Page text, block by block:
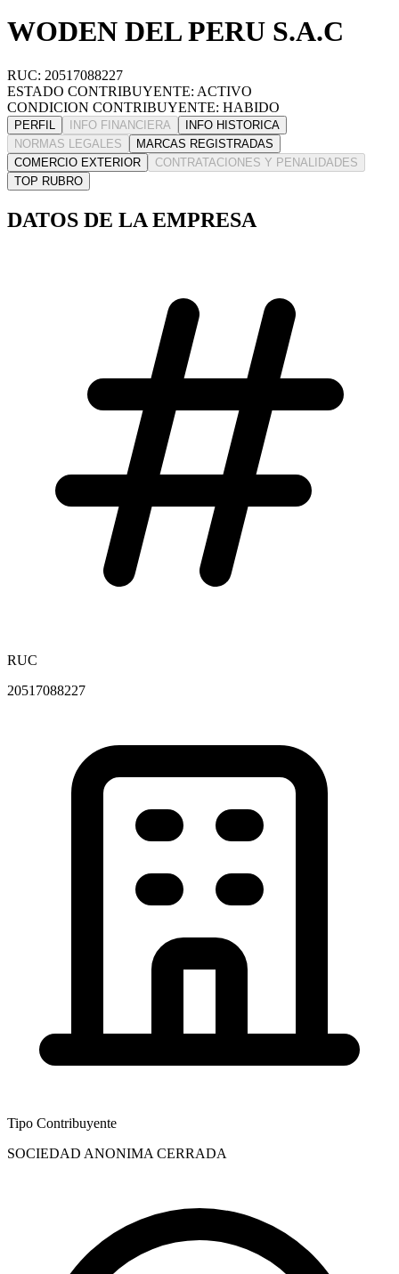
WODEN DEL PERU S.A.C
RUC: 20517088227
ESTADO CONTRIBUYENTE: ACTIVO
CONDICION CONTRIBUYENTE: HABIDO
PERFIL INFO FINANCIERA
INFO HISTORICA
NORMAS LEGALES
MARCAS REGISTRADAS
COMERCIO EXTERIOR
CONTRATACIONES Y PENALIDADES
TOP RUBRO
DATOS DE LA EMPRESA
RUC
20517088227
Tipo Contribuyente
SOCIEDAD ANONIMA CERRADA